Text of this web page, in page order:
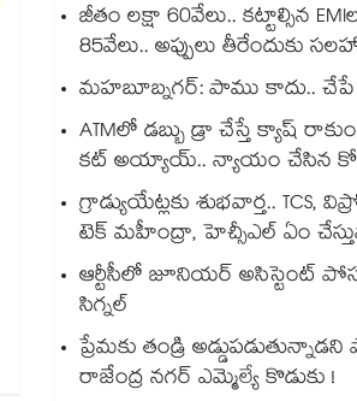
జీతం లక్షా 60వేలు.. కట్టాల్సిన
85వేలు.. అప్పులు తీరేందుకు
మహబూబ్నగర్: పాము కాదు.. చేపే
ATMలో డబ్బు డ్రా చేస్తే క్యాష్
కట్ అయ్యాయ్.. న్యాయం చేసిన
గ్రాడ్యుయేట్లకు శుభవార్త.. TCS,
టెక్ మహీంద్రా, హెచ్సీఎల్ ఏం
ఆర్టీసీలో జూనియర్ అసిస్టెంట్‌‌
సిగ్నల్
ప్రేమకు తండ్రి
రాజేంద్ర నగర్ ఎమ్మెల్యే కొడుకు !